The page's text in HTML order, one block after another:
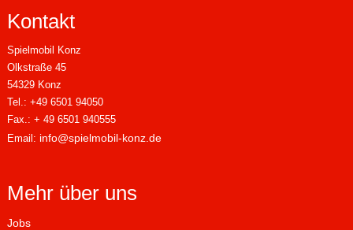
Kontakt
Spielmobil Konz
Olkstraße 45
54329 Konz
Tel.: +49 6501 94050
Fax.: + 49 6501 940555
Email: info@spielmobil-konz.de
Mehr über uns
Jobs